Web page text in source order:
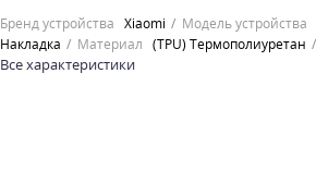
Бренд устройства Xiaomi Модель устройства
Накладка
Материал (TPU) Термополиуретан
Все характеристики